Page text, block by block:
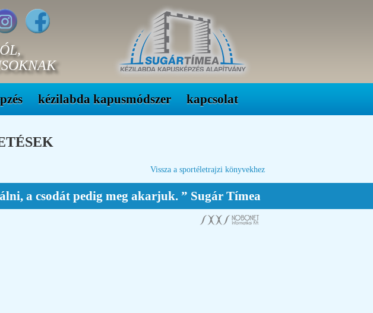
kézilabda kapusmódszer kapcsolat
Vissza a sportéletrajzi könyvekhez
a csodát pedig meg akarjuk. ” Sugár Tímea